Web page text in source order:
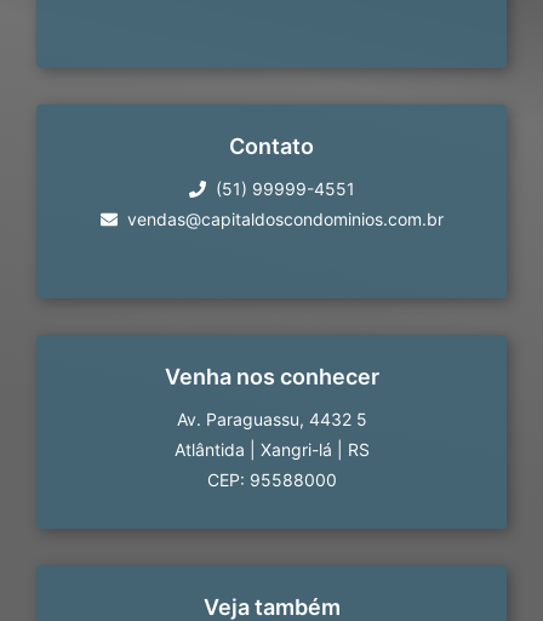
Contato
(51) 99999-4551
vendas@capitaldoscondominios.com.br
Venha nos conhecer
Av. Paraguassu, 4432 5
Atlântida
Xangri-lá
RS
CEP: 95588000
Veja também